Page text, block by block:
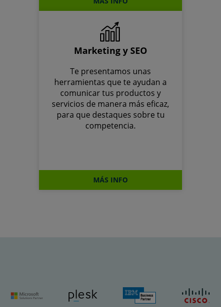
Marketing y SEO
Te presentamos unas
herramientas que te ayudan a
comunicar tus productos y
servicios de manera más eficaz,
para que destaques sobre tu
competencia.
MÁS INFO